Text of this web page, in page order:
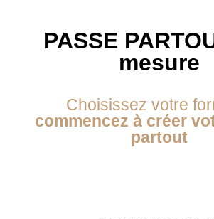
PASSE
mesure
Choisissez votre
commencez à créer
partout